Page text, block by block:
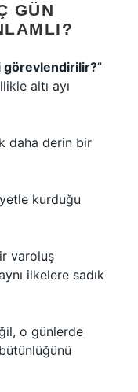
GÜN
görevlendirilir?”
altı ayı
daha derin bir
kurduğu
varoluş
ilkelere sadık
o günlerde